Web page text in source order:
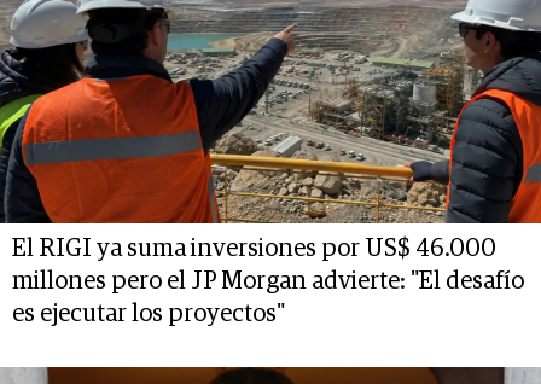
El RIGI ya suma inversiones por US$ 46.000
millones pero el JP Morgan advierte: "El desafío
es ejecutar los proyectos"